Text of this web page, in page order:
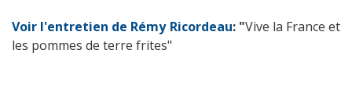
Voir l'entretien de Rémy Ricordeau: "Vive la France et
les pommes de terre frites"